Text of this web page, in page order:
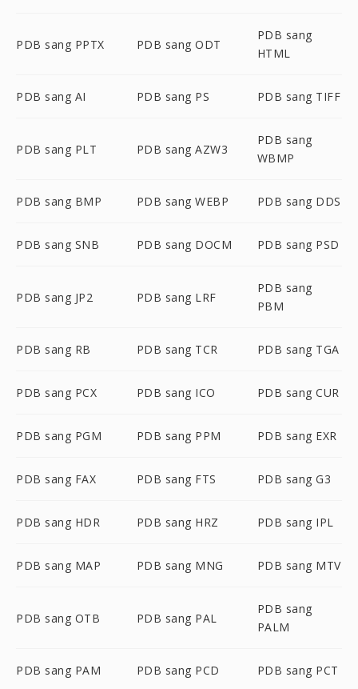
PDB sang PPTX PDB sang ODT
PDB sang
HTML
PDB sang AI PDB sang PS PDB sang TIFF
PDB sang PLT PDB sang AZW3
PDB sang
WBMP
PDB sang BMP PDB sang WEBP PDB sang DDS
PDB sang SNB PDB sang DOCM PDB sang PSD
PDB sang JP2 PDB sang LRF
PDB sang
PBM
PDB sang RB PDB sang TCR PDB sang TGA
PDB sang PCX PDB sang ICO PDB sang CUR
PDB sang PGM PDB sang PPM PDB sang EXR
PDB sang FAX PDB sang FTS PDB sang G3
PDB sang HDR PDB sang HRZ PDB sang IPL
PDB sang MAP PDB sang MNG PDB sang MTV
PDB sang OTB PDB sang PAL
PDB sang
PALM
PDB sang PAM PDB sang PCD PDB sang PCT